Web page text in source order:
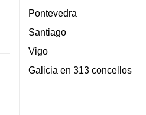
Pontevedra
Santiago
Vigo
Galicia en 313 concellos